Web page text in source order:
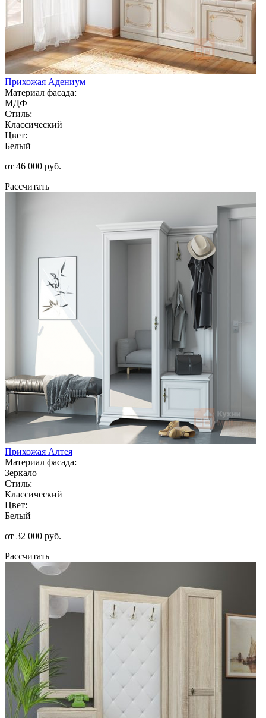
Прихожая Адениум
Материал фасада:
МДФ
Стиль:
Классический
Цвет:
Белый
от 46 000 руб.
Рассчитать
Прихожая Алтея
Материал фасада:
Зеркало
Стиль:
Классический
Цвет:
Белый
от 32 000 руб.
Рассчитать